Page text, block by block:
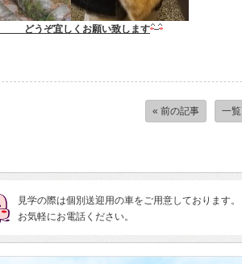
どうぞ宜しくお願い致します
« 前の記事 一覧
見学の際は個別送迎用の車をご用意しております。
お気軽にお電話ください。